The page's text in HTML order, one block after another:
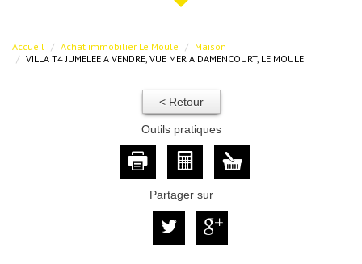
Accueil Achat immobilier Le Moule
Maison
VILLA T4 JUMELEE A VENDRE, VUE MER A DAMENCOURT, LE MOULE
< Retour
Outils pratiques
Partager sur